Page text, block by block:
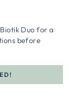
Duo for a
before